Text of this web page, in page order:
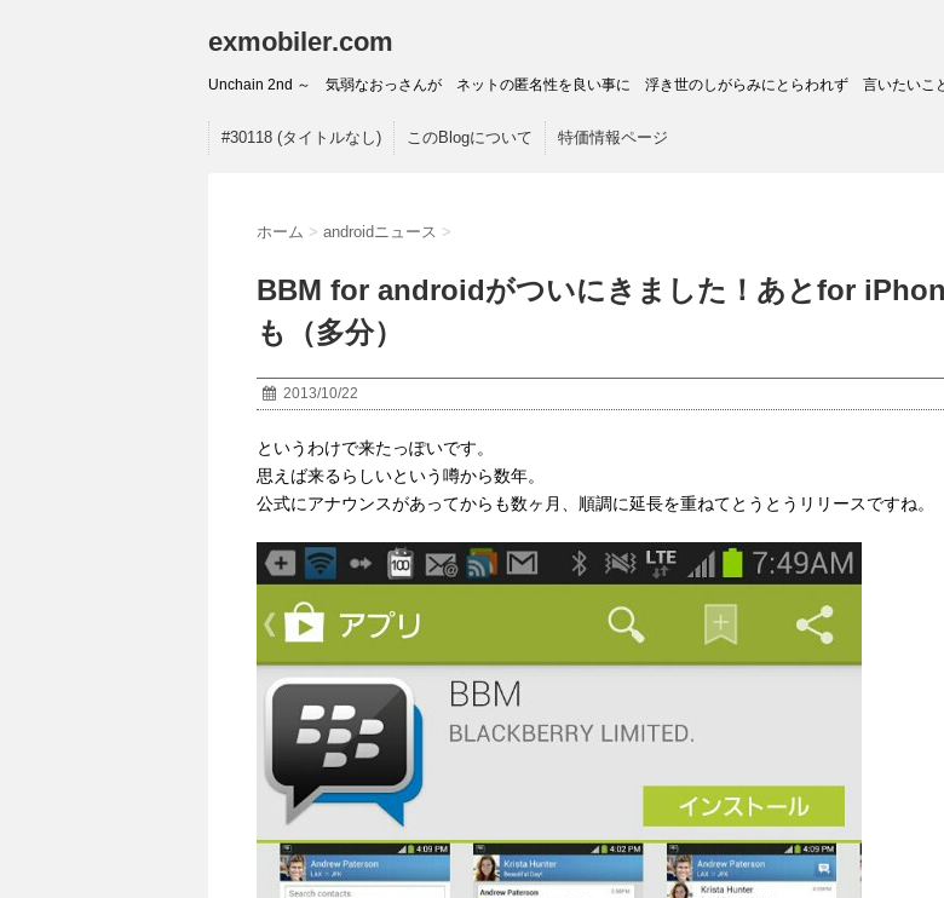
exmobiler.com
Unchain 2nd ～ 気弱なおっさんが ネットの匿名性を良い事に 浮き世のしがらみにとらわれず 言いたい
#30118 (タイトルなし) このBlogについて 特価情報ページ
ホーム > androidニュース >
BBM for androidがついにきました！あとfor
も（多分）
2013/10/22
というわけで来たっぽいです。
思えば来るらしいという噂から数年。
公式にアナウンスがあってからも数ヶ月、順調に延長を重ねてとうとうリリースですね。